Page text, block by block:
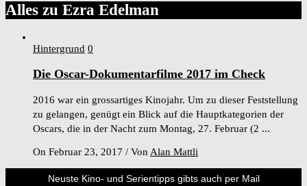
Alles zu Ezra Edelman
Hintergrund 0
Die Oscar-Dokumentarfilme 2017 im Check
2016 war ein grossartiges Kinojahr. Um zu dieser Feststellung
zu gelangen, genügt ein Blick auf die Hauptkategorien der
Oscars, die in der Nacht zum Montag, 27. Februar (2 ...
On Februar 23, 2017 / Von Alan Mattli